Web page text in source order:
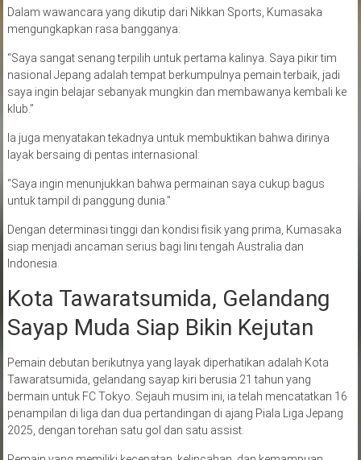
Dalam wawancara yang dikutip dari Nikkan Sports, Kumasaka
mengungkapkan rasa bangganya:
“Saya sangat senang terpilih untuk pertama kalinya. Saya pikir tim
nasional Jepang adalah tempat berkumpulnya pemain terbaik, jadi
saya ingin belajar sebanyak mungkin dan membawanya kembali ke
klub.”
Ia juga menyatakan tekadnya untuk membuktikan bahwa dirinya
layak bersaing di pentas internasional:
“Saya ingin menunjukkan bahwa permainan saya cukup bagus
untuk tampil di panggung dunia.”
Dengan determinasi tinggi dan kondisi fisik yang prima, Kumasaka
siap menjadi ancaman serius bagi lini tengah Australia dan
Indonesia.
Kota Tawaratsumida, Gelandang
Sayap Muda Siap Bikin Kejutan
Pemain debutan berikutnya yang layak diperhatikan adalah Kota
Tawaratsumida, gelandang sayap kiri berusia 21 tahun yang
bermain untuk FC Tokyo. Sejauh musim ini, ia telah mencatatkan 16
penampilan di liga dan dua pertandingan di ajang Piala Liga Jepang
2025, dengan torehan satu gol dan satu assist.